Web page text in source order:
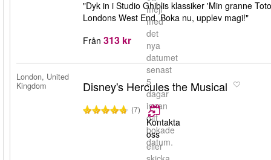
mejl
med
det
nya
datumet
senast
5
dagar
innan
ditt
bokade
datum.
"Dyk in i Studio Ghiblis klassiker 'Min granne
Londons West End. Boka nu, upplev magi!"
Från 313 kr
London, United
Kingdom
Disney's Hercules the Musical
(7)
Kontakta
oss
eller